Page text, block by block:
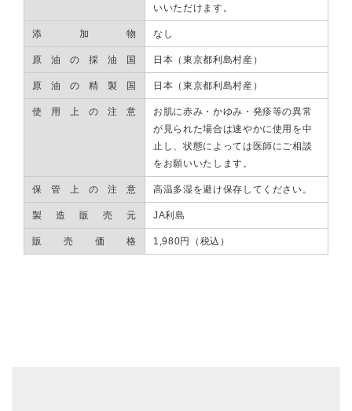
いいただけます。
添加物 なし
原油の採油国 日本（東京都利島村産）
原油の精製国 日本（東京都利島村産）
使用上の注意
お肌に赤み・かゆみ・発疹等の異常
が見られた場合は速やかに使用を中
止し、状態によっては医師にご相談
をお願いいたします。
保管上の注意 高温多湿を避け保存してください。
製造販売元 JA利島
販売価格 1,980円（税込）